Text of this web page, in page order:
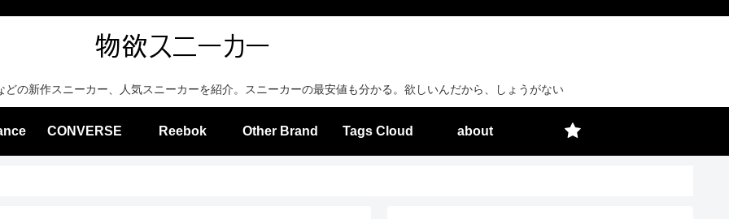
の新作スニーカー、人気スニーカーを紹介。スニーカーの最安値も分かる。欲しいんだから、しょうがない
CONVERSE Reebok Other Brand Tags Cloud about